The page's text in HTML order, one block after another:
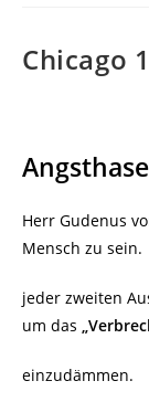
Chicago
Herr Gudenus
Mensch zu sein.
jeder zweiten
um das
einzudämmen.